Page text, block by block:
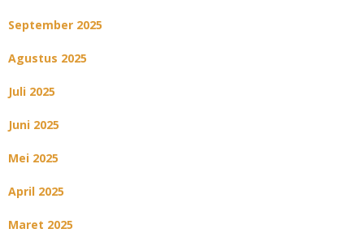
September 2025
Agustus 2025
Juli 2025
Juni 2025
Mei 2025
April 2025
Maret 2025